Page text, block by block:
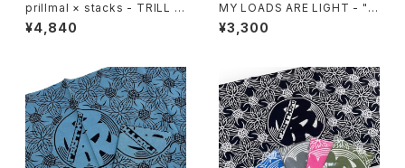
prillmal × stacks - TRILL E
DO.OG BOOKCOVER
¥4,840
MY LOADS ARE LIGHT - "C
oolman" Eco Tote Bag
¥3,300